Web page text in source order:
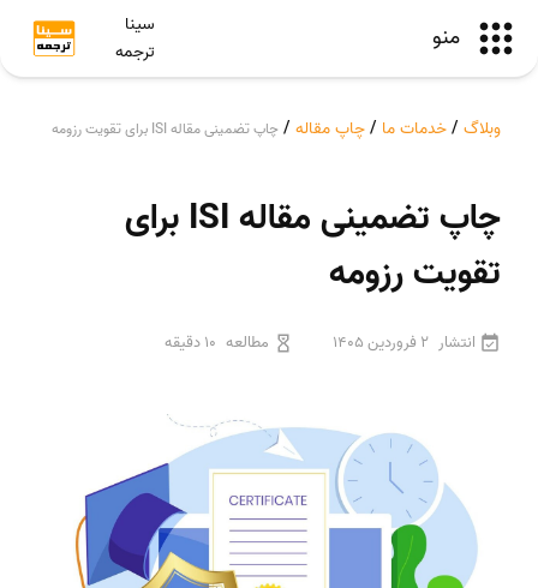
منو
سینا
ترجمه
وبلاگ /خدمات ما /چاپ مقاله / چاپ تضمینی مقاله ISI برای تقویت رزومه
چاپ تضمینی مقاله ISI برای
تقویت رزومه
انتشار 2 فروردین 1405 مطالعه 10 دقیقه